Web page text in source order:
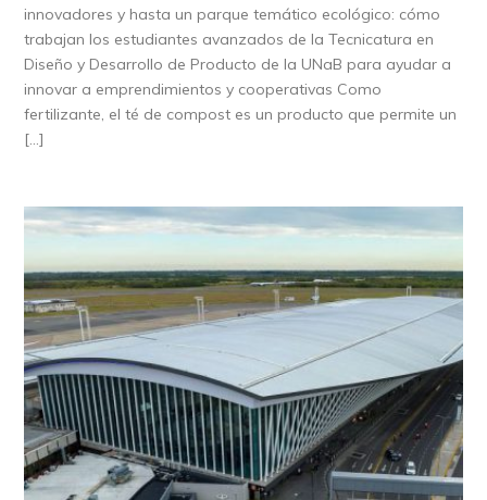
innovadores y hasta un parque temático ecológico: cómo
trabajan los estudiantes avanzados de la Tecnicatura en
Diseño y Desarrollo de Producto de la UNaB para ayudar a
innovar a emprendimientos y cooperativas Como
fertilizante, el té de compost es un producto que permite un
[…]